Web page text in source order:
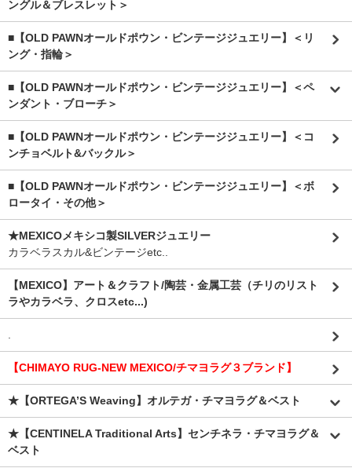
ングル＆ブレスレット＞
■【OLD PAWNオールドポウン・ビンテージジュエリー】＜リ
ング・指輪＞
■【OLD PAWNオールドポウン・ビンテージジュエリー】＜ペ
ンダント・ブローチ＞
■【OLD PAWNオールドポウン・ビンテージジュエリー】＜コ
ンチョベルト&バックル＞
■【OLD PAWNオールドポウン・ビンテージジュエリー】＜ボ
ロータイ・その他＞
★MEXICOメキシコ製SILVERジュエリー
カラベラスカル&ビンテージetc..
【MEXICO】アート＆クラフト/陶芸・金属工芸（チリのリスト
ラやカラベラ、クロスetc...)
.
【CHIMAYO RUG-NEW MEXICO/チマヨラグ３ブランド】
★【ORTEGA’S Weaving】オルテガ・チマヨラグ＆ベスト
★【CENTINELA Traditional Arts】センチネラ・チマヨラグ＆
ベスト